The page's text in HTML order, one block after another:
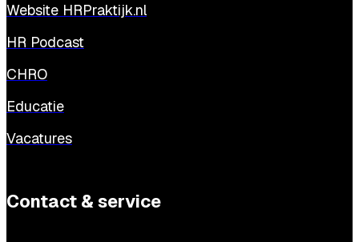
Website HRPraktijk.nl
HR Podcast
CHRO
Educatie
Vacatures
Contact & service